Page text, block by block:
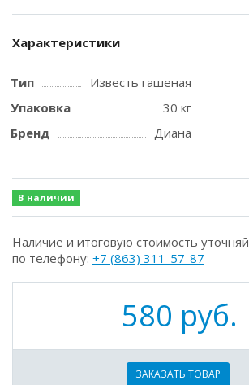
Характеристики
Тип
Известь гашеная
Упаковка
30 кг
Бренд
Диана
В наличии
Наличие и итоговую стоимость
по телефону: +7 (863) 311-57-87
580 руб.
ЗАКАЗАТЬ ТОВАР